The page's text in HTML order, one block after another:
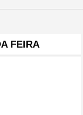
FEIRA